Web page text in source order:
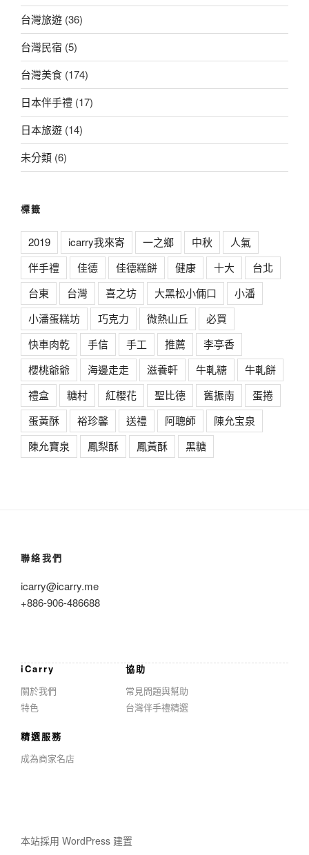
台灣旅遊 (36)
台灣民宿 (5)
台灣美食 (174)
日本伴手禮 (17)
日本旅遊 (14)
未分類 (6)
標籤
2019 icarry我來寄 一之鄉 中秋
人氣
伴手禮
佳德 佳德糕餅 健康 十大
台北
台東
台灣 喜之坊 大黑松小倆口
小潘
小潘蛋糕坊
巧克力 微熱山丘
必買
快車肉乾
手信 手工 推薦
李亭香
櫻桃爺爺
海邊走走 滋養軒 牛軋糖
牛軋餅
禮盒
糖村 紅櫻花 聖比德 舊振南
蛋捲
蛋黃酥
裕珍馨 送禮 阿聰師
陳允宝泉
陳允寶泉
鳳梨酥 鳳黃酥 黑糖
聯絡我們
icarry@icarry.me
+886-906-486688
iCarry
關於我們
特色
協助
常見問題與幫助
台灣伴手禮精選
精選服務
成為商家名店
本站採用 WordPress 建置